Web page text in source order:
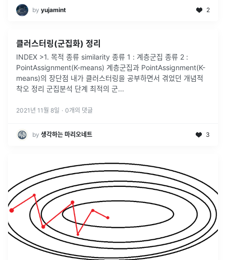
by yujamint 2
클러스터링(군집화) 정리
INDEX >1. 목적 종류 similarity 종류 1 : 계층군집 종류 2 :
PointAssignment(K-means) 계층군집과 PointAssignment(K-
means)의 장단점 내가 클러스터링을 공부하면서 겪었던 개념적
착오 정리 군집분석 단계 최적의 군...
2021년 11월 8일 · 0개의 댓글
by 생각하는 마리오네트 3